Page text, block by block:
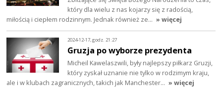
który dla wielu z nas kojarzy się z radością,
miłością i ciepłem rodzinnym. Jednak również ze… » więcej
2024-12-17, godz. 21:27
Gruzja po wyborze prezydenta
Micheil Kawelaszwili, były najlepszy piłkarz Gruzji,
który zyskał uznanie nie tylko w rodzimym kraju,
ale i w klubach zagranicznych, takich jak Manchester… » więcej